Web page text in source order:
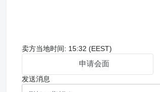
卖方当地时间: 15:32 (EEST)
申请会面
发送消息